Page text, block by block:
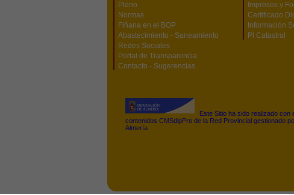
Pleno
Normas
Fiñana en el BOP
Abastecimiento - Saneamiento
Redes Sociales
Portal de Transparencia
Contacto - Sugerencias
Impresos y
Certificado
Información
PI Catastral
Este Sitio ha sido realizado con
contenidos CMSdipPro de la Red Provincial gestionado
Almería